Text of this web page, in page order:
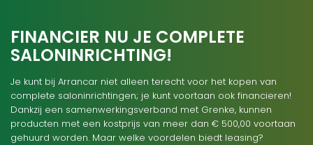
FINANCIER NU JE COMPLETE
SALONINRICHTING!
Je kunt bij Arrancar niet alleen terecht voor het kopen van
complete saloninrichtingen; je kunt voortaan ook financieren!
Dankzij een samenwerkingsverband met Grenke, kunnen
producten met een kostprijs van meer dan € 500,00 voortaan
gehuurd worden. Maar welke voordelen biedt leasing?